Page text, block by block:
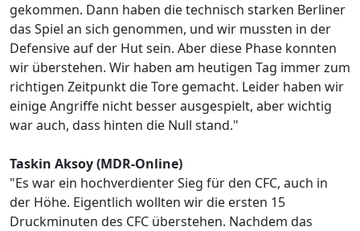
gekommen. Dann haben die technisch starken Berliner
das Spiel an sich genommen, und wir mussten in der
Defensive auf der Hut sein. Aber diese Phase konnten
wir überstehen. Wir haben am heutigen Tag immer zum
richtigen Zeitpunkt die Tore gemacht. Leider haben wir
einige Angriffe nicht besser ausgespielt, aber wichtig
war auch, dass hinten die Null stand."
Taskin Aksoy (MDR-Online)
"Es war ein hochverdienter Sieg für den CFC, auch in
der Höhe. Eigentlich wollten wir die ersten 15
Druckminuten des CFC überstehen. Nachdem das